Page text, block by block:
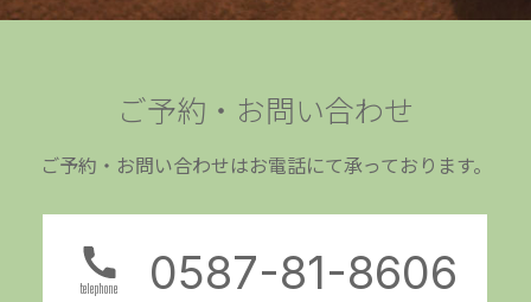
ご予約・お問い合わせ
ご予約・お問い合わせはお電話にて承っております。
telephone 0587-81-8606